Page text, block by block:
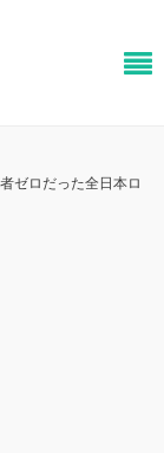
ゼロだった全日本ロ